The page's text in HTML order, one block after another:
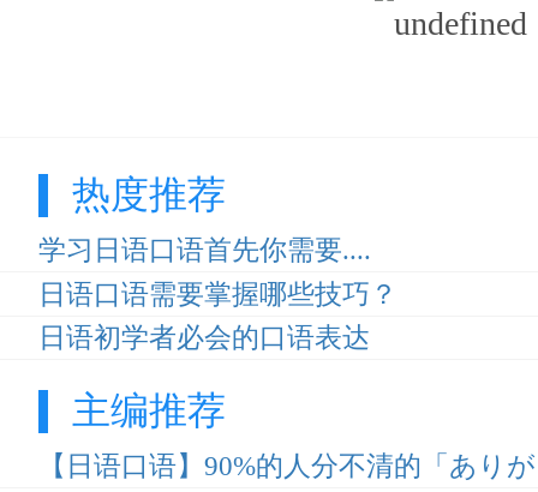
热度推荐
学习日语口语首先你需要....
日语口语需要掌握哪些技巧？
日语初学者必会的口语表达
主编推荐
【日语口语】90%的人分不清的「あり